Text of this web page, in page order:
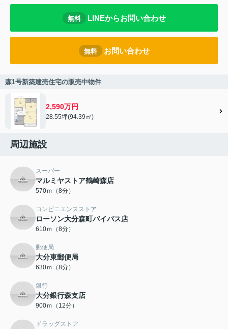
無料 LINEからお問い合わせ
無料 お問い合わせ
森1号新築建売住宅の販売中物件
2,590万円
28.55坪(94.39㎡)
周辺施設
スーパー
マルミヤストア鶴崎森店
570ｍ（8分）
コンビニエンスストア
ローソン大分森町バイパス店
610ｍ（8分）
郵便局
大分東郵便局
630ｍ（8分）
銀行
大分銀行森支店
900ｍ（12分）
ドラッグストア